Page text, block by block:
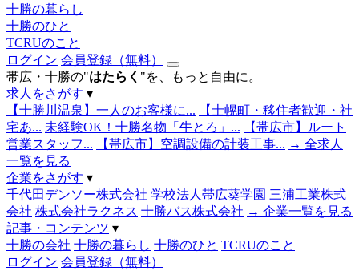
十勝の暮らし
十勝のひと
TCRUのこと
ログイン 会員登録（無料）
帯広・十勝の"はたらく "を、もっと自由に。
求人をさがす ▾
【十勝川温泉】一人のお客様に...
【士幌町・移住者歓迎・社
宅あ... 未経験OK！十勝名物「牛とろ」...
【帯広市】ルート
営業スタッフ...
【帯広市】空調設備の計装工事... → 全求人
一覧を見る
企業をさがす ▾
千代田デンソー株式会社 学校法人帯広葵学園 三浦工業株式
会社 株式会社ラクネス 十勝バス株式会社 → 企業一覧を見る
記事・コンテンツ ▾
十勝の会社 十勝の暮らし 十勝のひと TCRUのこと
ログイン 会員登録（無料）